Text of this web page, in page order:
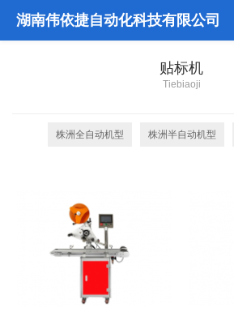
湖南伟依捷自动化科技有限公司
贴标机
Tiebiaoji
株洲全自动机型 株洲半自动机型